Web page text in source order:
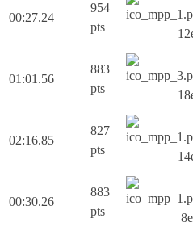
00:27.24
954
pts
01:01.56
883
pts
02:16.85
827
pts
00:30.26
883
pts
8e